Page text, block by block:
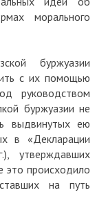
морального
буржуазии
с их помощью
руководством
буржуазии не
выдвинутых ею
в «Декларации
утверждавших
это происходило
на путь